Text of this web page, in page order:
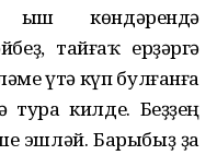
Ҡыш көндәрендә
тайғаҡ ерҙәргә
үтә күп булғанға
тура килде. Беҙҙең
эшләй. Барыбыҙ ҙа